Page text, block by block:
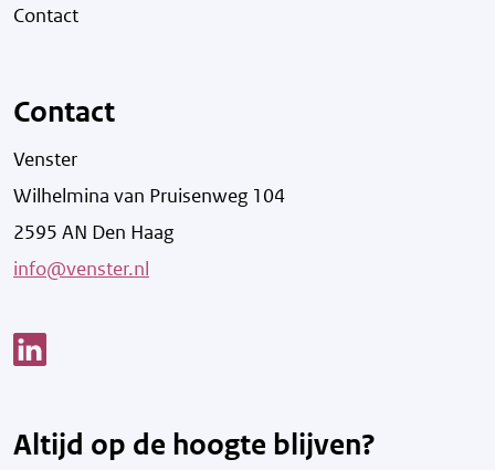
Contact
Contact
Venster
Wilhelmina van Pruisenweg 104
2595 AN Den Haag
info@venster.nl
Altijd op de hoogte blijven?